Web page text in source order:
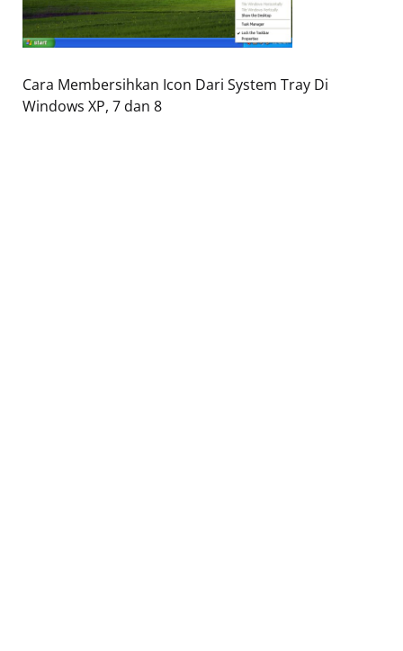
Cara Membersihkan Icon Dari System Tray Di
Windows XP, 7 dan 8